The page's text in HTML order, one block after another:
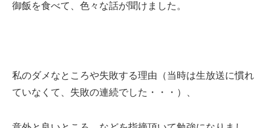
御飯を食べて、色々な話が聞けました。
私のダメなところや失敗する理由（当時は生放送に慣れ
ていなくて、失敗の連続でした・・・）、